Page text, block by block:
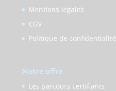
Mentions légales
CGV
Politique de confidentialité
Notre offre
Les parcours certifiants